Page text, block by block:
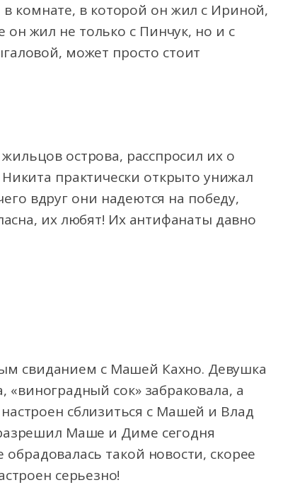
комнате, в которой он жил с Ириной,
жил не только с Пинчук, но и с
может просто стоит
острова, расспросил их о
практически открыто унижал
вдруг они надеются на победу,
их любят! Их антифанаты давно
свиданием с Машей Кахно. Девушка
«виноградный сок» забраковала, а
сблизиться с Машей и Влад
Маше и Диме сегодня
такой новости, скорее
серьезно!